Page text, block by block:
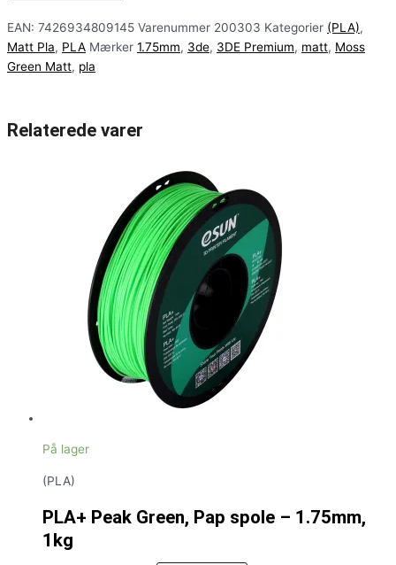
EAN: 7426934809145 Varenummer 200303 Kategorier (PLA),
Matt Pla, PLA Mærker 1.75mm, 3de, 3DE Premium, matt, Moss
Green Matt, pla
Relaterede varer
På lager
(PLA)
PLA+ Peak Green, Pap spole – 1.75mm,
1kg